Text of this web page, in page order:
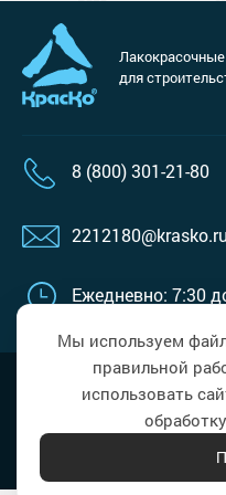
Морозостойкие краски
Сопутствующие товары
для
8 (800) 301-21-80
2212180@krasko.ru
Ежедневно: 7:30
Политика в области обработки
персональных данных
Мы используем
правильной
использовать